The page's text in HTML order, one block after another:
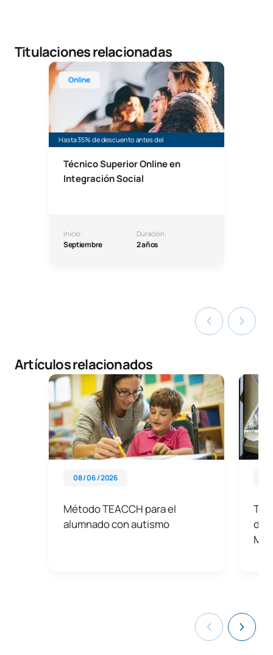
Titulaciones relacionadas
Online
Hasta 35% de descuento antes del
Técnico Superior Online en
Integración Social
Inicio:
Septiembre
Duración:
2 años
Técnico Superior Online en Integración Social
Artículos relacionados
08 / 06 / 2026
Método TEACCH para el
alumnado con autismo
de